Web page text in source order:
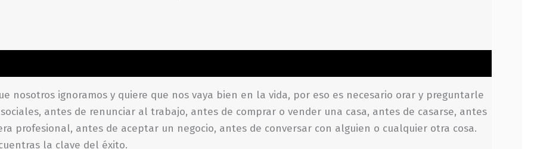
nosotros ignoramos y quiere que nos vaya bien en la vida, por eso es necesario orar y preguntarle
antes de renunciar al trabajo, antes de comprar o vender una casa, antes de casarse, antes
profesional, antes de aceptar un negocio, antes de conversar con alguien o cualquier otra cosa.
la clave del éxito.